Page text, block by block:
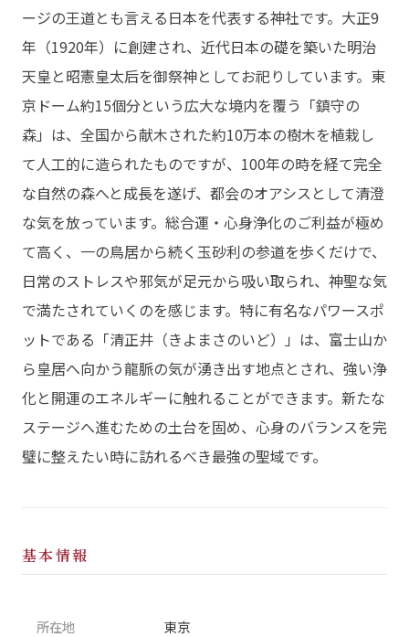
ージの王道とも言える日本を代表する神社です。大正9
年（1920年）に創建され、近代日本の礎を築いた明治
天皇と昭憲皇太后を御祭神としてお祀りしています。東
京ドーム約15個分という広大な境内を覆う「鎮守の
森」は、全国から献木された約10万本の樹木を植栽し
て人工的に造られたものですが、100年の時を経て完全
な自然の森へと成長を遂げ、都会のオアシスとして清澄
な気を放っています。総合運・心身浄化のご利益が極め
て高く、一の鳥居から続く玉砂利の参道を歩くだけで、
日常のストレスや邪気が足元から吸い取られ、神聖な気
で満たされていくのを感じます。特に有名なパワースポ
ットである「清正井（きよまさのいど）」は、富士山か
ら皇居へ向かう龍脈の気が湧き出す地点とされ、強い浄
化と開運のエネルギーに触れることができます。新たな
ステージへ進むための土台を固め、心身のバランスを完
璧に整えたい時に訪れるべき最強の聖域です。
基本情報
所在地 東京